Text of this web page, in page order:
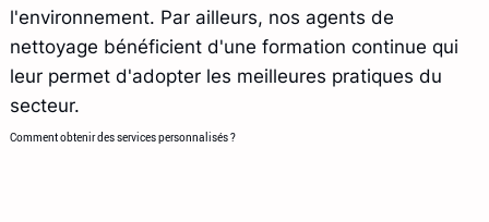
l'environnement. Par ailleurs, nos agents de
nettoyage bénéficient d'une formation continue qui
leur permet d'adopter les meilleures pratiques du
secteur.
Comment obtenir des services personnalisés ?